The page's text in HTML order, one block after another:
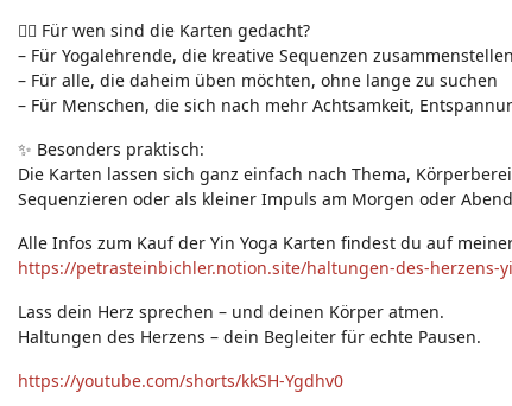
🧘‍♀️ Für wen sind die Karten gedacht?
– Für Yogalehrende, die kreative Sequenzen
– Für alle, die daheim üben möchten, ohne lange zu suchen
– Für Menschen, die sich nach mehr Achtsamkeit,
✨ Besonders praktisch:
Die Karten lassen sich ganz einfach nach Thema,
Sequenzieren oder als kleiner Impuls am Morgen oder
Alle Infos zum Kauf der Yin Yoga Karten findest du auf
https://petrasteinbichler.notion.site/haltungen-des-herzens-
Lass dein Herz sprechen – und deinen Körper atmen.
Haltungen des Herzens – dein Begleiter für echte Pausen.
https://youtube.com/shorts/kkSH-Ygdhv0